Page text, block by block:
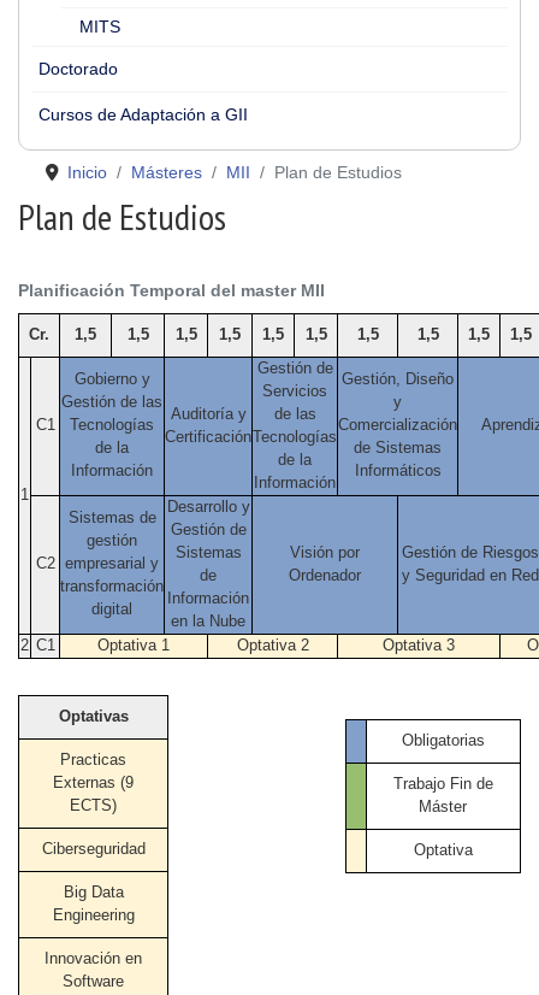
MITS
Doctorado
Cursos de Adaptación a GII
Inicio Másteres MII Plan de Estudios
Plan de Estudios
Planificación Temporal del master MII
Cr. 1,5 1,5 1,5 1,5 1,5 1,5 1,5 1,5 1,5 1,5
1
C1
Gobierno y
Gestión de las
Tecnologías
de la
Información
Auditoría y
Certificación
Gestión de
Servicios
de las
Tecnologías
de la
Información
Gestión, Diseño
y
Comercialización
de Sistemas
Informáticos
C2
Sistemas de
gestión
empresarial y
transformación
digital
Desarrollo y
Gestión de
Sistemas
de
Información
en la Nube
Visión por
Ordenador
Gestión de Riesgos
y Seguridad en Red
2 C1 Optativa 1 Optativa 2 Optativa 3
Obligatorias
Trabajo Fin de
Máster
Optativa
Optativas
Practicas
Externas (9
ECTS)
Ciberseguridad
Big Data
Engineering
Innovación en
Software